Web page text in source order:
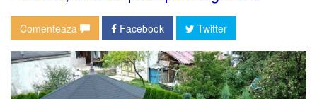
Comenteaza Facebook Twitter